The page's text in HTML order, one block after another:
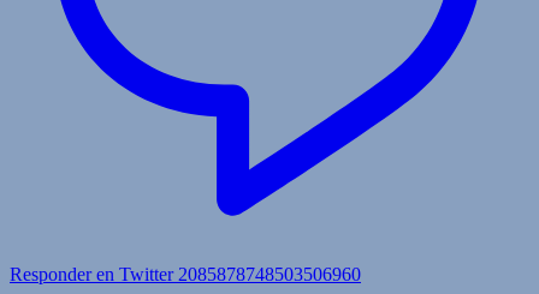
Responder en Twitter 2085878748503506960